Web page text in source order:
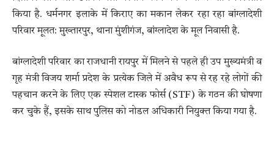
किया है. धर्मनगर इलाके में किराए का मकान लेकर रहा रहा बांग्लादेशी
परिवार मूलत: मुख्तारपुर, थाना मुंशीगंज, बांग्लादेश के मूल निवासी है.
बांग्लादेशी परिवार का राजधानी रायपुर में मिलने से पहले ही उप मुख्यमंत्री व
गृह मंत्री विजय शर्मा प्रदेश के प्रत्येक जिले में अवैध रूप से रह रहे लोगों की
पहचान करने के लिए एक स्पेशल टास्क फोर्स (STF) के गठन की घोषणा
कर चुके हैं, इसके साथ पुलिस को नोडल अधिकारी नियुक्त किया गया है.